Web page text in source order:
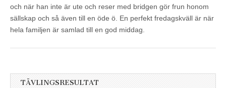
och när han inte är ute och reser med bridgen gör frun honom
sällskap och så även till en öde ö. En perfekt fredagskväll är när
hela familjen är samlad till en god middag.
TÄVLINGSRESULTAT